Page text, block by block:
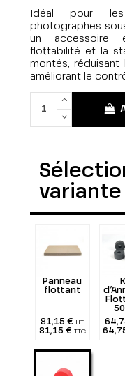
Idéal pour
photographes
un accessoire
flottabilité et la
montés,
améliorant le
Panneau
flottant
81,15 € HT
81,15 € TTC